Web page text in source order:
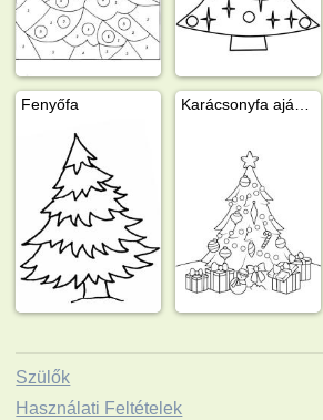
Fenyőfa
Szülők
Használati Feltételek